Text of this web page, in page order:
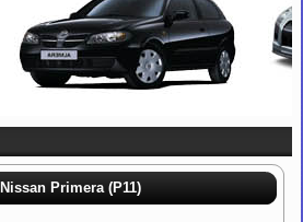
Nissan Primera (P11)